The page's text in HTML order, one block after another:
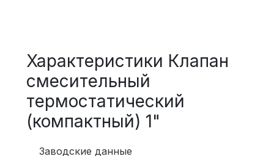
Характеристики Клапан
смесительный
термостатический
(компактный) 1"
Заводские данные